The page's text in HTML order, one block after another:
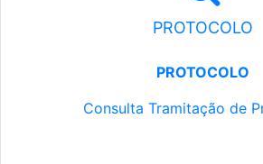
PROTOCOLO
PROTOCOLO
Consulta Tramitação de